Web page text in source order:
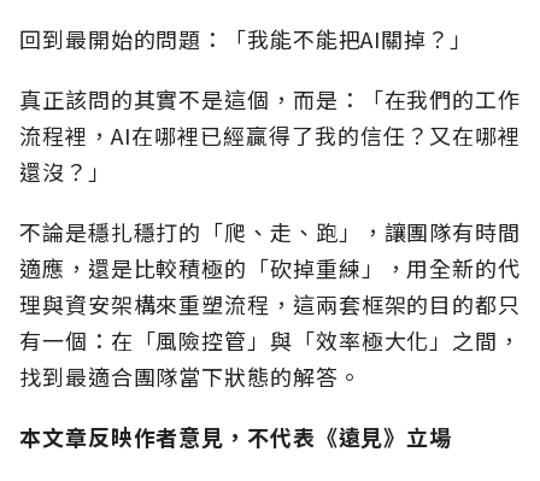
回到最開始的問題：「我能不能把AI關掉？」
真正該問的其實不是這個，而是：「在我們的工作
流程裡，AI在哪裡已經贏得了我的信任？又在哪裡
還沒？」
不論是穩扎穩打的「爬、走、跑」，讓團隊有時間
適應，還是比較積極的「砍掉重練」，用全新的代
理與資安架構來重塑流程，這兩套框架的目的都只
有一個：在「風險控管」與「效率極大化」之間，
找到最適合團隊當下狀態的解答。
本文章反映作者意見，不代表《遠見》立場